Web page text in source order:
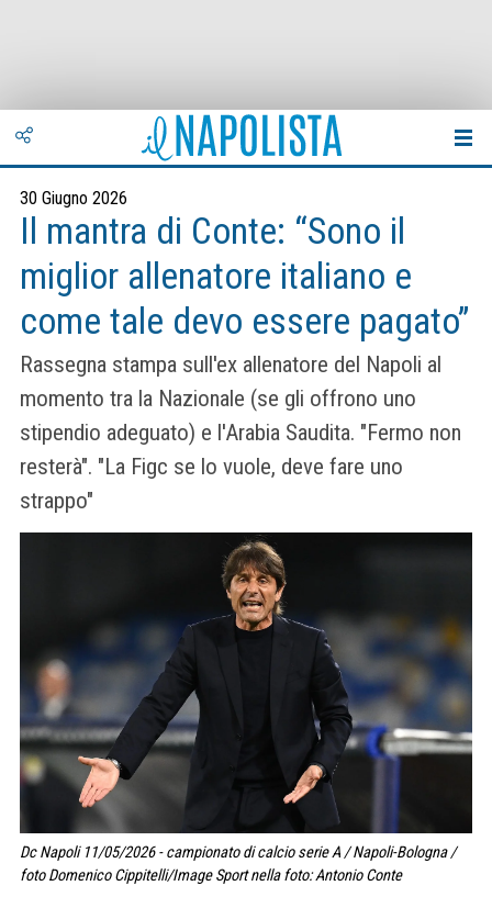
30 Giugno 2026
Il mantra di Conte: “Sono il
miglior allenatore italiano e
come tale devo essere pagato”
Rassegna stampa sull'ex allenatore del Napoli al
momento tra la Nazionale (se gli offrono uno
stipendio adeguato) e l'Arabia Saudita. "Fermo non
resterà". "La Figc se lo vuole, deve fare uno
strappo"
Dc Napoli 11/05/2026 - campionato di calcio serie A / Napoli-Bologna /
foto Domenico Cippitelli/Image Sport nella foto: Antonio Conte